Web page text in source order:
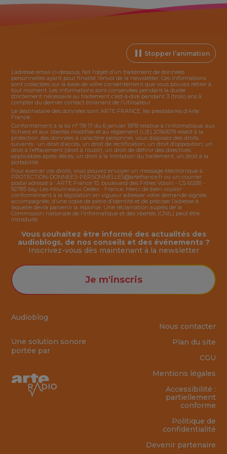
Stopper l’animation
L’adresse email ci-dessous, fait l’objet d’un traitement de données
personnelles ayant pour finalité l’envoi de la newsletter. Ces informations
sont collectées sur la base de votre consentement que vous pouvez retirer à
tout moment. Les informations sont conservées pendant la durée
strictement nécessaire au traitement c’est-à-dire pendant 3 (trois) ans à
compter du dernier contact émanant de l’Utilisateur.
Le destinataire des données sont ARTE FRANCE, les prestataires d’Arte
France.
Conformément à la loi n° 78-17 du 6 janvier 1978 relative à l’informatique, aux
fichiers et aux libertés modifiée et au règlement (UE) 2016/679 relatif à la
protection des données à caractère personnel, vous disposez des droits
suivants : un droit d’accès, un droit de rectification, un droit d’opposition, un
droit à l’effacement (droit à l’oubli), un droit de définir des directives
applicables après décès, un droit à la limitation du traitement, un droit à la
portabilité.
Pour exercer vos droits, vous pouvez envoyer un message électronique à :
PROTECTION-DONNEES-PERSONNELLES@artefrance.fr ou un courrier
postal adressé à : ARTE France 10, boulevard des Frères Voisin - CS 60281 -
92785 Issy-Les-Moulineaux Cedex - France. Merci de bien vouloir
conformément à la législation en vigueur adresser votre demande signée,
accompagnée, d’une copie de pièce d’identité et de préciser l’adresse à
laquelle devra parvenir la réponse. Une réclamation auprès de la
Commission nationale de l’Informatique et des libertés (CNIL) peut être
introduite.
Audioblog
Une solution sonore
portée par
Vous souhaitez être informé des actualités des
audioblogs, de nos conseils et des événements ?
Inscrivez-vous dès maintenant à la newsletter
Je m'inscris
Nous contacter
Plan du site
CGU
Mentions légales
Accessibilité :
partiellement
conforme
Politique de
confidentialité
Devenir partenaire